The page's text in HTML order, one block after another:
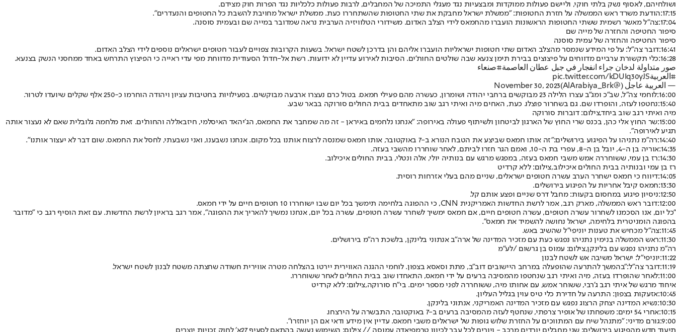
ושולחיהם, לאסוף נשק בלתי חוקי, וליישם פעולות ממוקדות ומבצעיות נגד מעגלי התמיכה של המחבלים, לרבות פעולות כלכליות נגד הפרות חוק מצידם.
17:15: הודעת משרד ראש הממשלה על חזרת החטופות: "ממשלת ישראל מחבקת את שתי החטופות שהשתחררו כעת. ממשלת ישראל מחויבת להשבת כל החטופים והנעדרים".
17:04: צה"ל מאשר רשמית ששתי החטופות הראשונות הועברו מהחמאס לידי הצלב האדום. משידורי הטלוויזיה הערבית נראה שמדובר במייה שם ובעמית סוסנה.
סיפור החטיפה והחזרה של מייה שם
סיפור החטיפה והחזרה של עמית סוסנה
16:41: דובר צה״ל: על פי המידע שנמסר מהצלב האדום שתי חטופות ישראליות הועברו אליהם והן בדרכן לשטח ישראל. בשעות הקרובות צפויים לעבור חטופים ישראלים נוספים לידי הצלב האדום.
16:28: כלי תקשורת ערביים מדווחים על פיצוצים בבירת תימן צנעא שבה שולטים החות'ים. הסיבות לאירוע עדיין לא ידועות. רשת אל-חדת' הסעודית מדווחת מפי עדי ראייה כי הפיצוץ התרחש באחד ממחסני הנשק בצנעא.
صور متداولة لدخان جراء انفجار في جبل عطان العاصمة#صنعاء
#العربيةpic.twitter.com/kDUIq30yJS
— العربية عاجل (@AlArabiya_Brk)
November 30, 2023
16:00: לוחמי צה"ל, שב"כ ומג"ב עצרו הלילה 23 מבוקשים ברחבי יהודה ושומרון, כעשרה מהם פעילי חמאס. בטול כרם נעצרו ארבעה מבוקשים. בפעילויות בחטיבות עציון ויהודה הוחרמו כ-250 אלף שקלים שיועדו לטרור.
15:40: נחטפו לעזה, והופרדו שם. גם בשחרור פוצלו. כעת, האחים מיה ואיתי רגב שוב מתאחדים בבית החולים סורוקה בבאר שבע.
מיה ואיתי רגב שוב ביחד,צילום: דוברות סורוקה
15:00: שר החוץ אלי כהן, בכנס שרי החוץ של הארגון לביטחון ולשיתוף פעולה באירופה: ״אנחנו נלחמים באיראן - זה מה שמחבר את החמאס, הג׳יהאד האיסלמי, חיזבאללה והחות'ים. זאת מלחמה גלובלית שאם לא נעצור אותה
תגיע לאירופה".
14:40: רה"מ נתניהו על הפיגוע בירושלים:"זה אותו חמאס שביצע את הטבח הנורא ב-7 באוקטובר, אותו חמאס שמנסה לרצוח אותנו בכל מקום. אנחנו נשבענו, ואני נשבעתי, לחסל את החמאס. שום דבר לא יעצור אותנו".
14:35: אוריה בן ה-4, יובל בן ה-8, עפרי בת ה-10, ואמם הגר חזרו לביתם, לאחר שוחררו מהשבי בעזה.
14:30: רז בן עמי, ששוחררה אמש משבי חמאס בעזה, במפגש מרגש עם בנותיה יולי, אלה ונטלי, בבית החולים איכילוב.
רז בן עמי ובנותיה בבית החולים איכילוב,צילום: ללא קרדיט
14:05: דיווח כי חמאס ישחרר הערב עשרה חטופים ישראלים, שניים מהם בעלי אזרחות רוסית.
13:30: חמאס קיבל אחריות על הפיגוע בירושלים.
12:50: ניסיון פיגוע במחסום בקעות: מחבל דרס שניים ופצע אותם קל.
12:00: דובר ראש הממשלה, מארק רגב, אמר לרשת החדשות האמריקנית CNN, כי ההפוגה בלחימה תימשך בכל יום שבו ישוחררו 10 חטופים חיים על ידי חמאס.
"כל יום, אנו הסכמנו לשחרור עשרה חטופים, עשרה חטופים חיים, אם חמאס ימשיך לשחרר עשרה חטופים, עשרה בכל יום, אנחנו נמשיך להאריך את ההפוגה", אמר רגב בראיון לרשת החדשות. עם זאת הוסיף רגב כי "מדובר
בהפוגה הומניטרית בלחימה, ישראל נחושה להשמיד את חמאס".
11:45: צה"ל מכחיש את טענות יוניפי"ל שהשיב באש.
11:30: ראש הממשלה בנימין נתניהו נפגש כעת עם מזכיר המדינה של ארה"ב אנתוני בלינקן, בלשכת רה"מ בירושלים.
רה"מ נתניהו נפגש עם בלינקן,צילום: עמוס בן גרשום /לע"מ
11:22: יוניפי״ל: ישראל משיבה אש לשטח לבנון
11:19: דובר צה"ל:"בהמשך להתרעה שהופעלה במרחב היישובים דוב"ב, מתת וסאסא בצפון. לוחמי ההגנה האווירית יירטו בהצלחה מטרה אווירית חשודה שחצתה משטח לבנון לשטח ישראל.
11:00: לאחר שהופרדו בעזה, מיה ואיתי רגב שנחטפו מהמסיבה ברעים על ידי חמאס, התאחדו שוב בבית החולים לאחר ששוחררו.
איחוד מרגש של איתי רגב ג'רבי, ששוחר אמש, עם אחותו מיה, ששוחררה לפני מספר ימים. בי"ח סורוקה,צילום: ללא קרדיט
10:45: אזעקות בצפון: התרעה על חדירת כלי טיס עוין בגליל העליון.
10:30: נשיא המדינה יצחק הרצוג נפגש עם מזכיר המדינה האמריקני, אנתוני בלינקן.
10:15: אחרי 54 ימים: משפחתו של אופיר צרפתי, שנחטף לעזה מהמסיבה ברעים ב-7 באוקטובר, התבשרה על הירצחו.
9:00: גורם מדיני: "מתנהל שיח עם המתווכים על החזרת שלוש גופות של ישראלים משבי חמאס. עדיין אין מידע ודאי אם הן יוחזרו".